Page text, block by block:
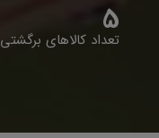
5
تعداد کالاهای برگشتی